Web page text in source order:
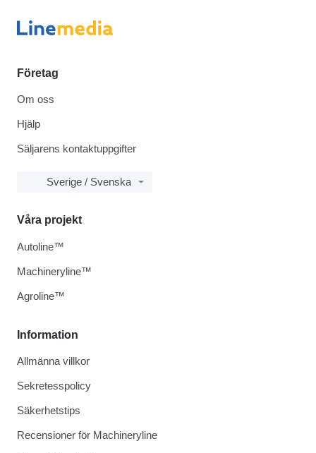
Företag
Om oss
Hjälp
Säljarens kontaktuppgifter
Sverige / Svenska
Information
Allmänna villkor
Sekretesspolicy
Säkerhetstips
Recensioner för Machineryline
Våra projekt
Autoline™
Machineryline™
Agroline™